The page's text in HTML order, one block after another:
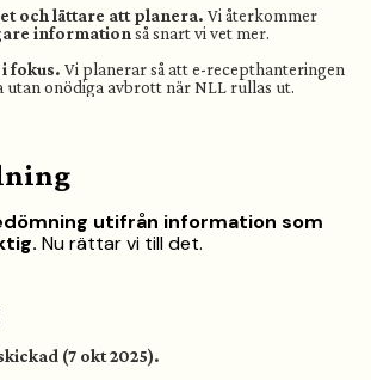
och lättare att planera. Vi återkommer
information så snart vi vet mer.
fokus. Vi planerar så att e-recepthanteringen
utan onödiga avbrott när NLL rullas ut.
utifrån information som
Nu rättar vi till det.
(7 okt 2025).